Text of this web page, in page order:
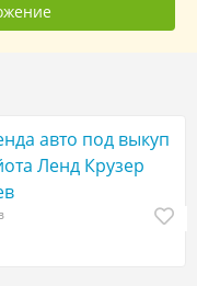
авто под выкуп
Ленд Крузер